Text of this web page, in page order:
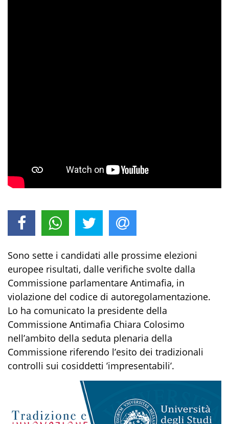
Sono sette i candidati alle prossime elezioni
europee risultati, dalle verifiche svolte dalla
Commissione parlamentare Antimafia, in
violazione del codice di autoregolamentazione.
Lo ha comunicato la presidente della
Commissione Antimafia Chiara Colosimo
nell’ambito della seduta plenaria della
Commissione riferendo l’esito dei tradizionali
controlli sui cosiddetti ’impresentabili’.